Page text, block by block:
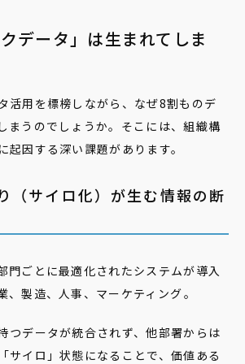
データ」は生まれてしま
活用を標榜しながら、なぜ8割ものデ
まうのでしょうか。そこには、組織構
起因する深い課題があります。
（サイロ化）が生む情報の断
門ごとに最適化されたシステムが導入
製造、人事、マーケティング――。
つデータが統合されず、他部署からは
サイロ」状態になることで、価値ある